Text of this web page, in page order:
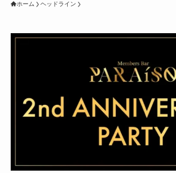
ホーム ヘッドライン